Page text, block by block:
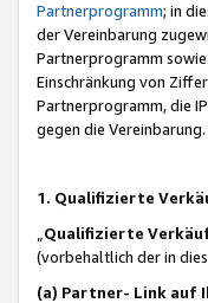
Partnerprogramm; in
der Vereinbarung
Partnerprogramm
Einschränkung von
Partnerprogramm, die
gegen die Vereinbarung.
1. Qualifizierte
Qualifizierte
(vorbehaltlich der in
(a) Partner- Link auf